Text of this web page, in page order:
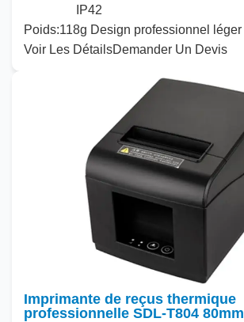
IP42
Poids:118g Design professionnel léger
Voir Les DétailsDemander Un Devis
Imprimante de reçus thermique
professionnelle SDL-T804 80mm